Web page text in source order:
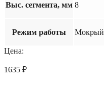
Выс. сегмента, мм 8
Режим работы Мокрый
Цена:
1635 ₽